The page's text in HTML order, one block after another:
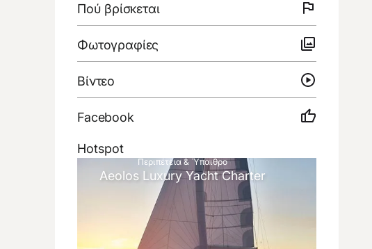
Πού βρίσκεται
Φωτογραφίες
Βίντεο
Facebook
Hotspot
Περιπέτεια & Ύπαιθρο
Aeolos Luxury Yacht Charter